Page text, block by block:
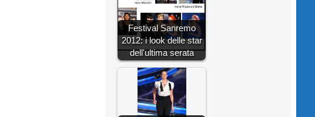
Festival Sanremo
2012: i look delle star
dell'ultima serata